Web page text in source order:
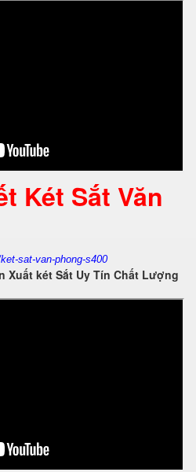
Két Sắt Văn
sat-van-phong-s400
Xuất két Sắt Uy Tín Chất Lượng